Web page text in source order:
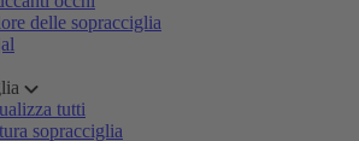
delle sopracciglia
tutti
sopracciglia